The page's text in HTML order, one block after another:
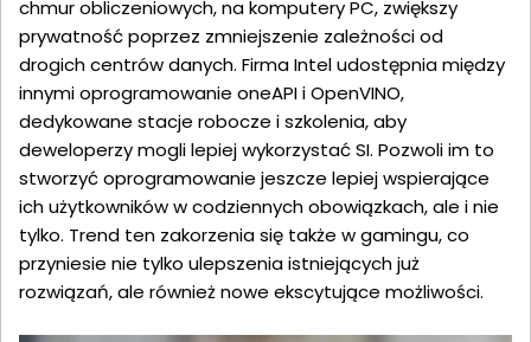
chmur obliczeniowych, na komputery PC, zwiększy
prywatność poprzez zmniejszenie zależności od
drogich centrów danych. Firma Intel udostępnia między
innymi oprogramowanie oneAPI i OpenVINO,
dedykowane stacje robocze i szkolenia, aby
deweloperzy mogli lepiej wykorzystać SI. Pozwoli im to
stworzyć oprogramowanie jeszcze lepiej wspierające
ich użytkowników w codziennych obowiązkach, ale i nie
tylko. Trend ten zakorzenia się także w gamingu, co
przyniesie nie tylko ulepszenia istniejących już
rozwiązań, ale również nowe ekscytujące możliwości.